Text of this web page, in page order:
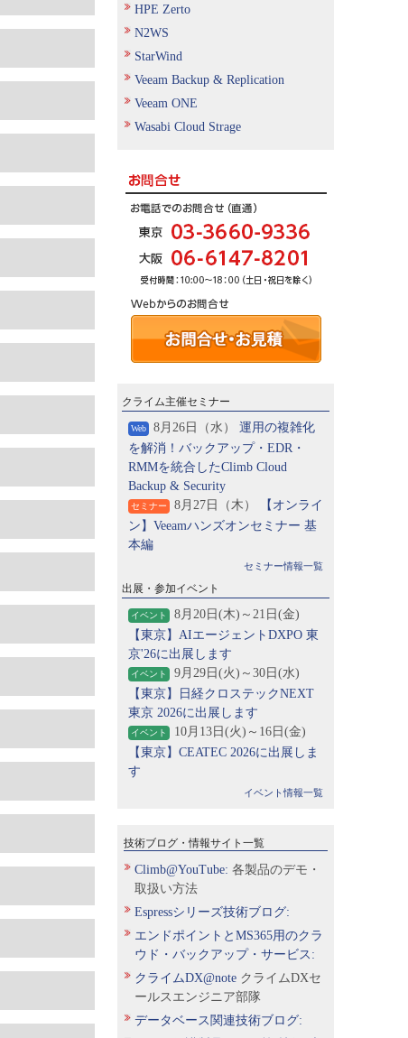
HPE Zerto
N2WS
StarWind
Veeam Backup & Replication
Veeam ONE
Wasabi Cloud Strage
クライム主催セミナー
Web 8月26日（水） 運用の複雑化
を解消！バックアップ・EDR・
RMMを統合したClimb Cloud
Backup & Security
セミナー 8月27日（木）
【オンライ
ン】Veeamハンズオンセミナー 基
本編
セミナー情報一覧
出展・参加イベント
イベント
8月20日(木)～21日(金)
【東京】AIエージェントDXPO 東
京'26に出展します
イベント
9月29日(火)～30日(水)
【東京】日経クロステックNEXT
東京 2026に出展します
イベント
10月13日(火)～16日(金)
【東京】CEATEC 2026に出展しま
す
イベント情報一覧
技術ブログ・情報サイト一覧
Climb@YouTube: 各製品のデモ・
取扱い方法
Espressシリーズ技術ブログ:
エンドポイントとMS365用のクラ
ウド・バックアップ・サービス:
クライムDX@note クライムDXセ
ールスエンジニア部隊
データベース関連技術ブログ: